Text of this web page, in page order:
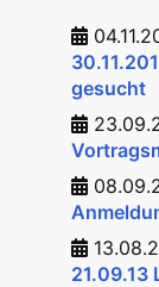
gesucht
21.09.13